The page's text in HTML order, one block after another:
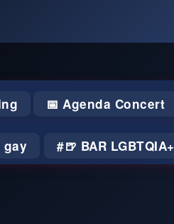
📅 Agenda Concert
gay 🍺 BAR LGBTQIA+